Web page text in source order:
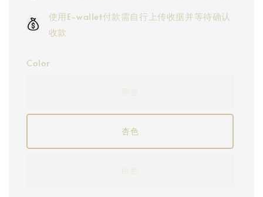
使用E-wallet付款需自行上传收据并等待确认
收款
Color
杏色